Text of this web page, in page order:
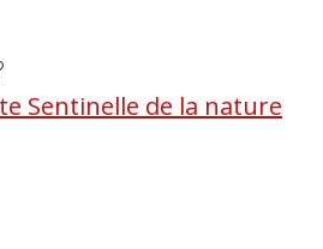
Sentinelle de la nature